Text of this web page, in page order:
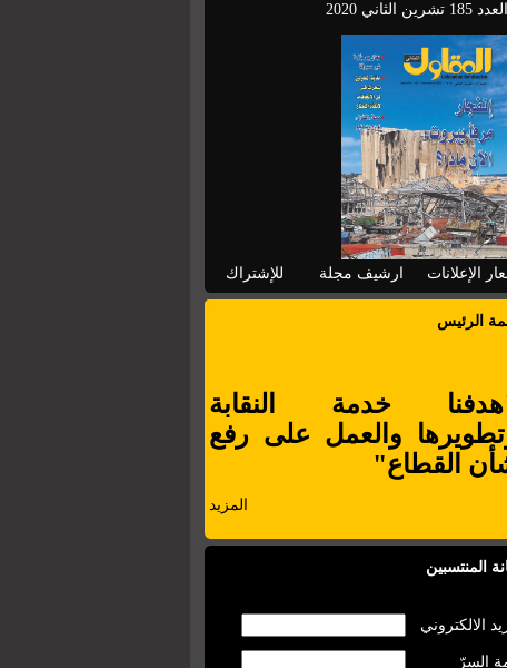
العدد 185 تشرين الثاني 2020
للإشتراك ارشيف مجلة الإعلانات
الرئيس
خدمة النقابة
والعمل على رفع
القطاع"
المزيد
المنتسبين
الالكتروني
السرّ